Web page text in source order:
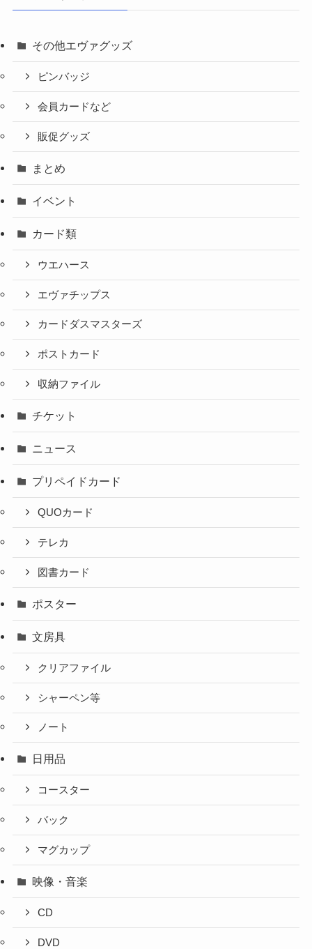
その他エヴァグッズ
ピンバッジ
会員カードなど
販促グッズ
まとめ
イベント
カード類
ウエハース
エヴァチップス
カードダスマスターズ
ポストカード
収納ファイル
チケット
ニュース
プリペイドカード
QUOカード
テレカ
図書カード
ポスター
文房具
クリアファイル
シャーペン等
ノート
日用品
コースター
バック
マグカップ
映像・音楽
CD
DVD